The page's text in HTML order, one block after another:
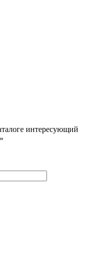
интересующий